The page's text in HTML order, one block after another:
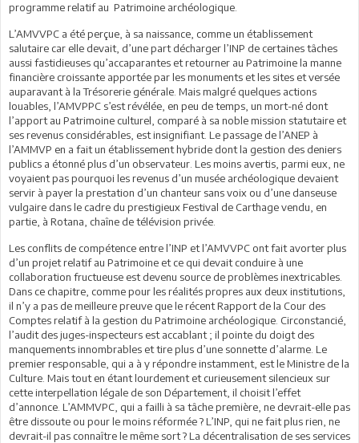
programme relatif au Patrimoine archéologique.
L’AMVVPC a été perçue, à sa naissance, comme un établissement
salutaire car elle devait, d’une part décharger l’INP de certaines tâches
aussi fastidieuses qu’accaparantes et retourner au Patrimoine la manne
financière croissante apportée par les monuments et les sites et versée
auparavant à la Trésorerie générale. Mais malgré quelques actions
louables, l’AMVPPC s’est révélée, en peu de temps, un mort-né dont
l’apport au Patrimoine culturel, comparé à sa noble mission statutaire et
ses revenus considérables, est insignifiant. Le passage de l’ANEP à
l’AMMVP en a fait un établissement hybride dont la gestion des deniers
publics a étonné plus d’un observateur. Les moins avertis, parmi eux, ne
voyaient pas pourquoi les revenus d’un musée archéologique devaient
servir à payer la prestation d’un chanteur sans voix ou d’une danseuse
vulgaire dans le cadre du prestigieux Festival de Carthage vendu, en
partie, à Rotana, chaîne de télévision privée.
Les conflits de compétence entre l’INP et l’AMVVPC ont fait avorter plus
d’un projet relatif au Patrimoine et ce qui devait conduire à une
collaboration fructueuse est devenu source de problèmes inextricables.
Dans ce chapitre, comme pour les réalités propres aux deux institutions,
il n’y a pas de meilleure preuve que le récent Rapport de la Cour des
Comptes relatif à la gestion du Patrimoine archéologique. Circonstancié,
l’audit des juges-inspecteurs est accablant ; il pointe du doigt des
manquements innombrables et tire plus d’une sonnette d’alarme. Le
premier responsable, qui a à y répondre instamment, est le Ministre de la
Culture. Mais tout en étant lourdement et curieusement silencieux sur
cette interpellation légale de son Département, il choisit l’effet
d’annonce. L’AMMVPC, qui a failli à sa tâche première, ne devrait-elle pas
être dissoute ou pour le moins réformée ? L’INP, qui ne fait plus rien, ne
devrait-il pas connaître le même sort ? La décentralisation de ses services